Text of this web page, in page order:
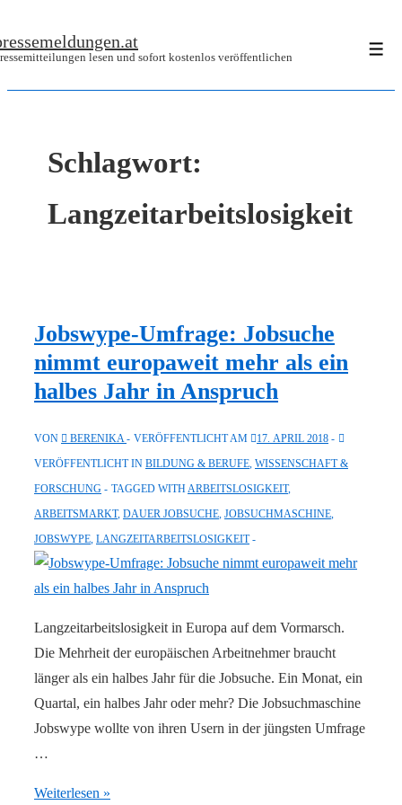
Zum
lesen und sofort kostenlos veröffentlichen
Schlagwort:
Langzeitarbeitslosigkeit
Jobswype-Umfrage: Jobsuche
nimmt europaweit mehr als ein
halbes Jahr in Anspruch
VON BERENIKA VERÖFFENTLICHT AM
17. APRIL 2018
VERÖFFENTLICHT IN BILDUNG & BERUFE, WISSENSCHAFT &
FORSCHUNG
TAGGED WITHARBEITSLOSIGKEIT,
ARBEITSMARKT, DAUER JOBSUCHE, JOBSUCHMASCHINE,
JOBSWYPE, LANGZEITARBEITSLOSIGKEIT
Langzeitarbeitslosigkeit in Europa auf dem Vormarsch.
Die Mehrheit der europäischen Arbeitnehmer braucht
länger als ein halbes Jahr für die Jobsuche. Ein Monat, ein
Quartal, ein halbes Jahr oder mehr? Die Jobsuchmaschine
Jobswype wollte von ihren Usern in der jüngsten Umfrage
…
Jobswype-
Weiterlesen »